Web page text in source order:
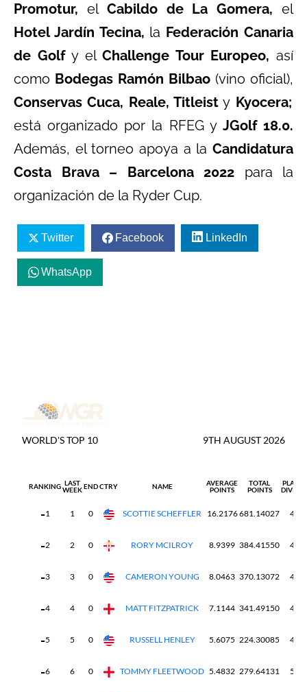
Promotur, el Cabildo de La Gomera, el
Hotel Jardín Tecina, la Federación Canaria
de Golfy elChallenge Tour Europeo, así
como Bodegas Ramón Bilbao (vino oficial),
Conservas Cuca, Reale, Titleist y Kyocera;
está organizado por la RFEG y JGolf 18.0.
Además, el torneo apoya a la Candidatura
Costa Brava – Barcelona 2022 para la
organización de la Ryder Cup.
Twitter Facebook LinkedIn
WhatsApp